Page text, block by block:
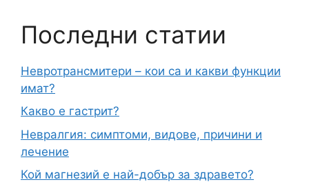
Последни статии
Невротрансмитери – кои са и какви функции
имат?
Какво е гастрит?
Невралгия: симптоми, видове, причини и
лечение
Кой магнезий е най-добър за здравето?